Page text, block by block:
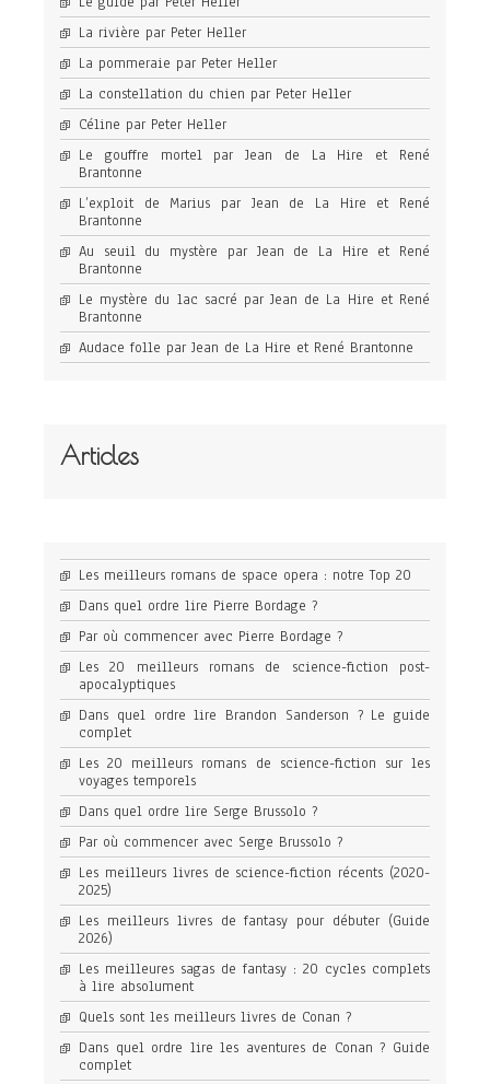
La rivière par Peter Heller
La pommeraie par Peter Heller
La constellation du chien par Peter Heller
Céline par Peter Heller
Le gouffre mortel par Jean de La Hire et René
Brantonne
L’exploit de Marius par Jean de La Hire et René
Brantonne
Au seuil du mystère par Jean de La Hire et René
Brantonne
Le mystère du lac sacré par Jean de La Hire et René
Brantonne
Audace folle par Jean de La Hire et René Brantonne
Articles
Les meilleurs romans de space opera : notre Top 20
Dans quel ordre lire Pierre Bordage ?
Par où commencer avec Pierre Bordage ?
Les 20 meilleurs romans de science-fiction post-
apocalyptiques
Dans quel ordre lire Brandon Sanderson ? Le guide
complet
Les 20 meilleurs romans de science-fiction sur les
voyages temporels
Dans quel ordre lire Serge Brussolo ?
Par où commencer avec Serge Brussolo ?
Les meilleurs livres de science-fiction récents (2020-
2025)
Les meilleurs livres de fantasy pour débuter (Guide
2026)
Les meilleures sagas de fantasy : 20 cycles complets
à lire absolument
Quels sont les meilleurs livres de Conan ?
Dans quel ordre lire les aventures de Conan ? Guide
complet